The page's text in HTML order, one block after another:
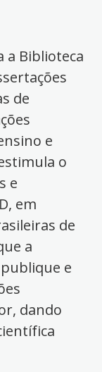
a Biblioteca
de
e
o
e
em
de
a
e
dando